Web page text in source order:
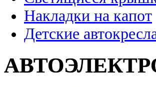
Накладки на капот
Детские